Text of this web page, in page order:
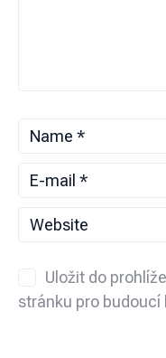
Uložit do
stránku pro budoucí